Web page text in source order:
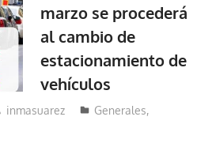
marzo se procederá
al cambio de
estacionamiento de
vehículos
inmasuarez Generales,